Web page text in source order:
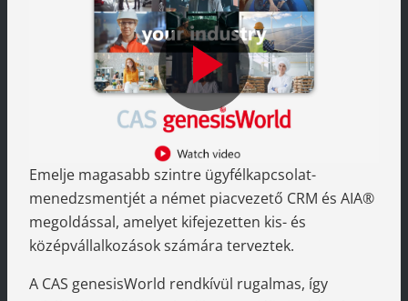
Emelje magasabb szintre ügyfélkapcsolat-
menedzsmentjét a német piacvezető CRM és AIA®
megoldással, amelyet kifejezetten kis- és
középvállalkozások számára terveztek.
A CAS genesisWorld rendkívül rugalmas, így
Video